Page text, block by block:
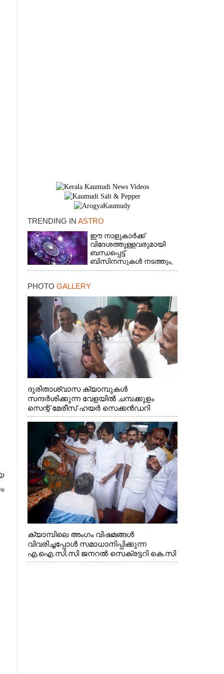
TRENDING IN ASTRO
ഈ നാളുകാർക്ക്
വിദേശത്തുള്ളവരുമായി
ബന്ധപ്പെട്ട്
ബിസിനസുകൾ നടത്തും,
ദീർഘകാലമായുള്ള
PHOTO GALLERY
ദുരിതാശ്വാസ ക്യാമ്പുകൾ
സന്ദർശിക്കുന്ന വേളയിൽ ചമ്പക്കുളം
സെന്റ് മേരീസ് ഹയർ സെക്കൻഡറി
സ്കൂളിലെ ക്യാമ്പിലെത്തിയ എ.ഐ.സി.സി
ജനറൽ സെക്രട്ടറി കെ.സി
വേണുഗോപാൽ എം.പി കുരുന്നിനെ
എടുത്ത് ലാളിച്ചപ്പോൾ. സഹകരണ-
എക്സൈസ് വകുപ്പ് മന്ത്രി എം. ലിജു,
കൃഷിവകുപ്പ് മന്ത്രി ടി. സിദ്ദിഖ്, റെജി
ചെറിയാൻ എം. എൽ. എ എന്നിവർ സമീപം
ക്യാമ്പിലെ അംഗം വിഷമങ്ങൾ
വിവരിച്ചപ്പോൾ സമാധാനിപ്പിക്കുന്ന
എ.ഐ.സി.സി ജനറൽ സെക്രട്ടറി കെ.സി
വേണുഗോപാൽ എം.പി. സഹകരണ-
×